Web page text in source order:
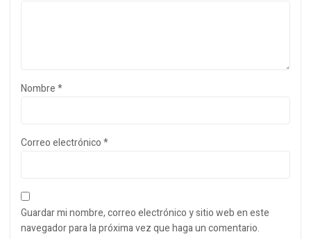
Nombre*
Correo electrónico*
Guardar mi nombre, correo electrónico y sitio web en este
navegador para la próxima vez que haga un comentario.